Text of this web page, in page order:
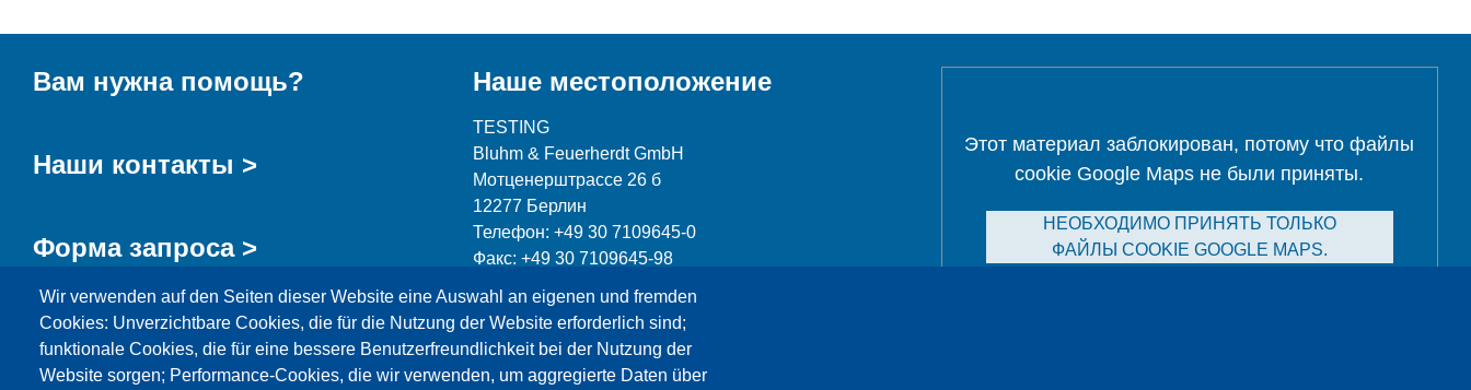
Wir verwenden auf den Seiten dieser Website eine Auswahl an eigenen und fremden
Cookies: Unverzichtbare Cookies, die für die Nutzung der Website erforderlich sind;
funktionale Cookies, die für eine bessere Benutzerfreundlichkeit bei der Nutzung der
Website sorgen; Performance-Cookies, die wir verwenden, um aggregierte Daten über
Вам нужна помощь?
Наши контакты >
Форма запроса >
Наше местоположение
TESTING
Bluhm & Feuerherdt GmbH
Мотценерштрассе 26 б
12277 Берлин
Телефон: +49 30 7109645-0
Факс: +49 30 7109645-98
info@testing.de
Этот материал заблокирован, потому что файлы
cookie Google Maps не были приняты.
НЕОБХОДИМО ПРИНЯТЬ ТОЛЬКО
ФАЙЛЫ COOKIE GOOGLE MAPS.